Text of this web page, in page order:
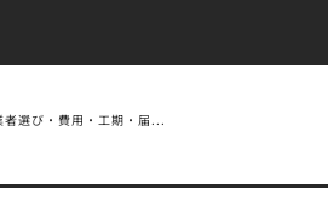
者選び・費用・工期・届...